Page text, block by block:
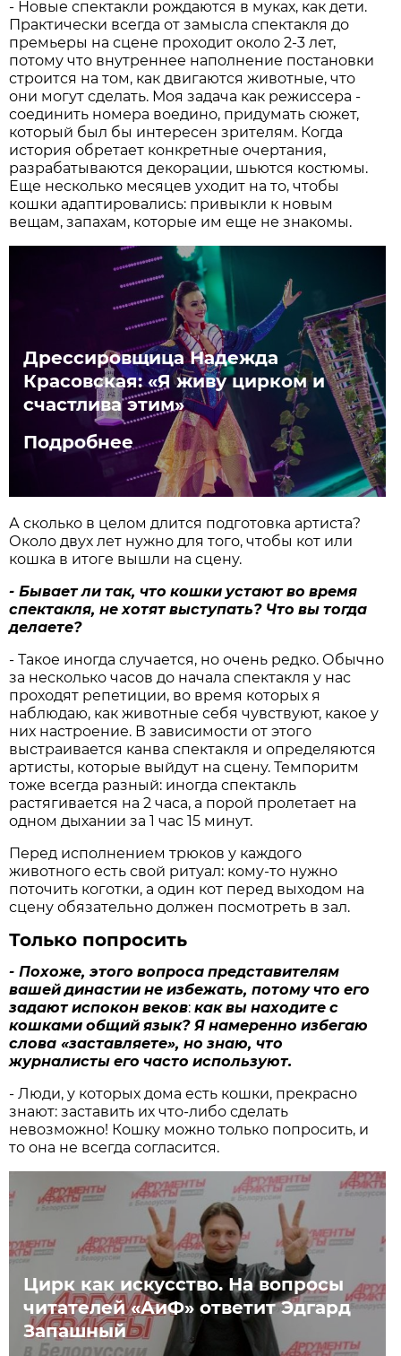
- Новые спектакли рождаются в муках, как дети.
Практически всегда от замысла спектакля до
премьеры на сцене проходит около 2-3 лет,
потому что внутреннее наполнение постановки
строится на том, как двигаются животные, что
они могут сделать. Моя задача как режиссера -
соединить номера воедино, придумать сюжет,
который был бы интересен зрителям. Когда
история обретает конкретные очертания,
разрабатываются декорации, шьются костюмы.
Еще несколько месяцев уходит на то, чтобы
кошки адаптировались: привыкли к новым
вещам, запахам, которые им еще не знакомы.
Дрессировщица Надежда
Красовская: «Я живу цирком и
счастлива этим»
Подробнее
А сколько в целом длится подготовка артиста?
Около двух лет нужно для того, чтобы кот или
кошка в итоге вышли на сцену.
-Бывает ли так,что кошки устают во время
спектакля,не хотят выступать? Что вы тогда
делаете?
- Такое иногда случается, но очень редко. Обычно
за несколько часов до начала спектакля у нас
проходят репетиции, во время которых я
наблюдаю, как животные себя чувствуют, какое у
них настроение. В зависимости от этого
выстраивается канва спектакля и определяются
артисты, которые выйдут на сцену. Темпоритм
тоже всегда разный: иногда спектакль
растягивается на 2 часа, а порой пролетает на
одном дыхании за 1 час 15 минут.
Перед исполнением трюков у каждого
животного есть свой ритуал: кому-то нужно
поточить коготки, а один кот перед выходом на
сцену обязательно должен посмотреть в зал.
Только попросить
-Похоже,этого вопроса представителям
вашей династии не избежать,потому что его
задают испокон веков:как вы находите с
кошками общий язык?Я намеренно избегаю
слова «заставляете»,но знаю,что
журналисты его часто используют.
- Люди, у которых дома есть кошки, прекрасно
знают: заставить их что-либо сделать
невозможно! Кошку можно только попросить, и
то она не всегда согласится.
Цирк как искусство. На вопросы
читателей «АиФ» ответит Эдгард
Запашный